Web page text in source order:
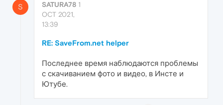
S SATURA78 1
OCT 2021,
13:39
RE: SaveFrom.net helper
Последнее время наблюдаются проблемы
с скачиванием фото и видео, в Инсте и
Ютубе.